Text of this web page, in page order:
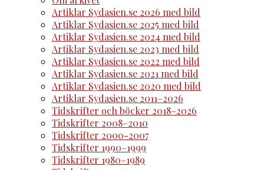
Artiklar Sydasien.se 2026 med bild
Artiklar Sydasien.se 2025 med bild
Artiklar Sydasien.se 2024 med bild
Artiklar Sydasien.se 2023 med bild
Artiklar Sydasien.se 2022 med bild
Artiklar Sydasien.se 2021 med bild
Artiklar Sydasien.se 2020 med bild
Artiklar Sydasien.se 2011–2026
Tidskrifter och böcker 2018–2026
Tidskrifter 2008–2010
Tidskrifter 2000-2007
Tidskrifter 1990–1999
Tidskrifter 1980–1989